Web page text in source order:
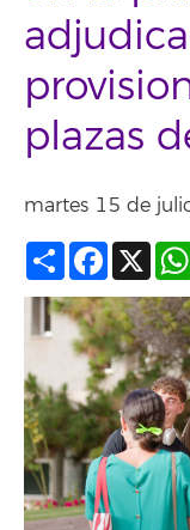
plazas
martes 15 de
CompartirX